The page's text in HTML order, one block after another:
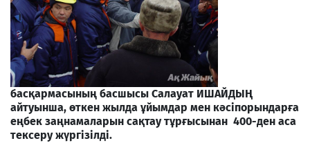
басқармасының басшысы Салауат ИШАЙДЫҢ
айтуынша, өткен жылда ұйымдар мен кәсіпорындарға
еңбек заңнамаларын сақтау тұрғысынан 400-ден аса
тексеру жүргізілді.